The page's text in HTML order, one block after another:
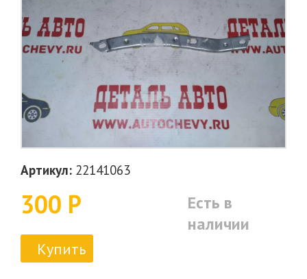
Артикул: 22141063
300 Р
Есть в
наличии
Купить